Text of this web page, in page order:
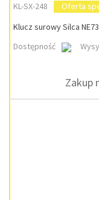
KL-SX-248
Oferta
Klucz surowy Silca
Dostępność
Zakup